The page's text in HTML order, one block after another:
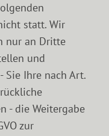
statt. Wir
nur an Dritte
und
Sie Ihre nach Art.
- die Weitergabe
zur